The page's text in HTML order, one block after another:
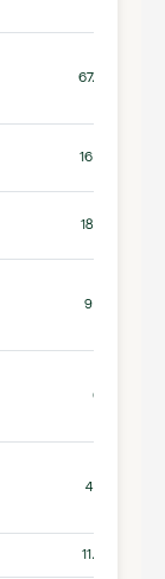
67.0K
16.2K
18.9K
9.8K
0.0
4.6K
11.0K